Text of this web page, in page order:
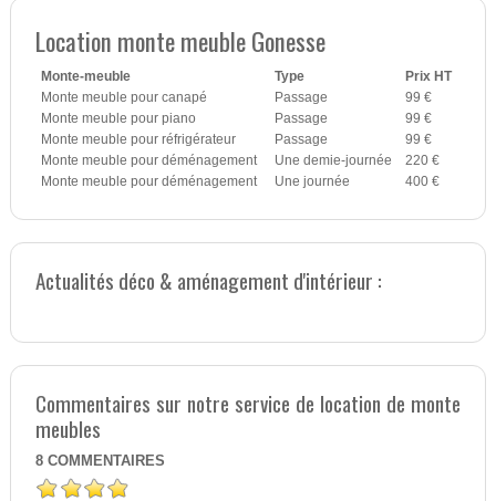
Location monte meuble Gonesse
Monte-meuble Type
Prix HT
Monte meuble pour canapé
Passage
99 €
Monte meuble pour piano
Passage
99 €
Monte meuble pour réfrigérateur
Passage
99 €
Monte meuble pour déménagement
Une demie-journée
220 €
Monte meuble pour déménagement
Une journée 400 €
Actualités déco & aménagement d'intérieur :
Commentaires sur notre service de location de monte
meubles
8 COMMENTAIRES